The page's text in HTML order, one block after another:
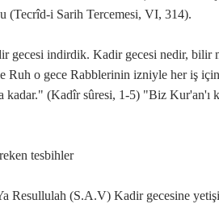
(Tecrîd-i Sarih Tercemesi, VI, 314).
gecesi indirdik. Kadir gecesi nedir, bilir
Ruh o gece Rabblerinin izniyle her iş
kadar." (Kadîr sûresi, 1-5) "Biz
tesbihler
Resullulah (S.A.V) Kadir gecesine